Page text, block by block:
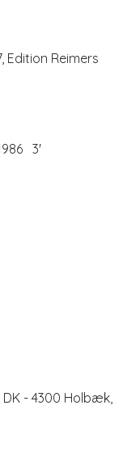
Edition Reimers
3'
- 4300 Holbæk,